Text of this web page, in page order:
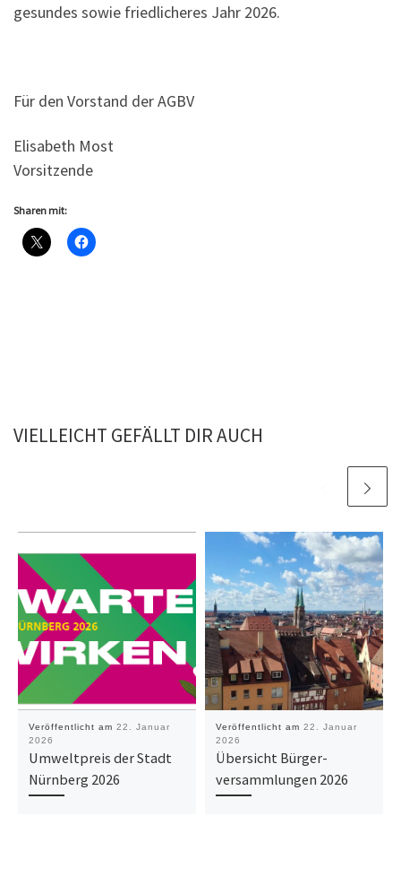
gesundes sowie friedlicheres Jahr 2026.
Für den Vorstand der AGBV
Elisabeth Most
Vorsitzende
Sharen mit:
VIELLEICHT GEFÄLLT DIR AUCH
Veröffentlicht am 22. Januar
2026
Umweltpreis der Stadt
Nürnberg 2026
Veröffentlicht am 22. Januar
2026
Übersicht Bürger-
versammlungen 2026